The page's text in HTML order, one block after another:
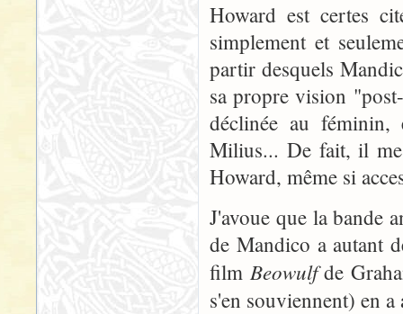
Howard est certes
simplement et
partir desquels
sa propre vision
déclinée au
Milius... De fait, il
Howard, même si
J'avoue que la bande
de Mandico a autant
film Beowulfde
s'en souviennent) en a